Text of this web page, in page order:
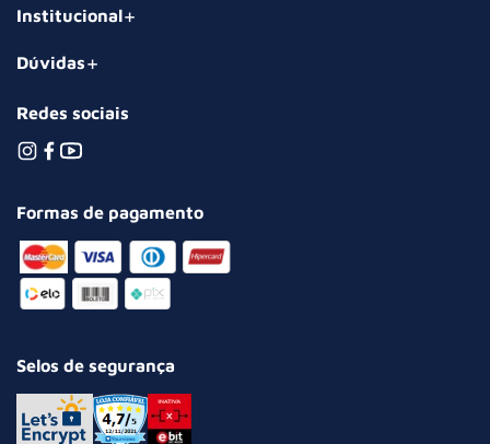
Institucional
Dúvidas
Redes sociais
Formas de pagamento
Selos de segurança